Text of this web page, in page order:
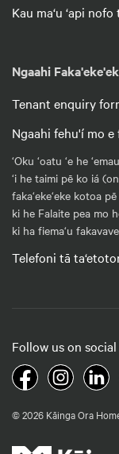
Kau ma‘u ‘api
Ngaahi
Tenant enquiry
Ngaahi fehu'í mo
‘Oku ‘oatu ‘e he
‘i he taimi pē ko iá
faka‘eke‘eke kotoa
ki he Falaite pea mo
ki ha fiema‘u
Telefoni tā
Follow us on social
© 2026 Kāinga Ora